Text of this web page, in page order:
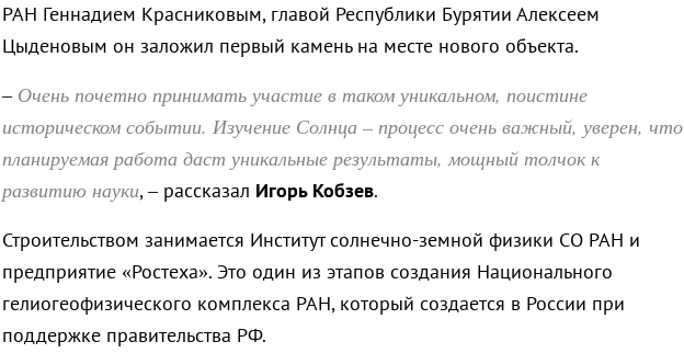
РАН Геннадием Красниковым, главой Республики Бурятии Алексеем
Цыденовым он заложил первый камень на месте нового объекта.
– Очень почетно принимать участие в таком уникальном, поистине
историческом событии. Изучение Солнца – процесс очень важный, уверен, что
планируемая работа даст уникальные результаты, мощный толчок к
развитию науки, – рассказал Игорь Кобзев.
Строительством занимается Институт солнечно-земной физики СО РАН и
предприятие «Ростеха». Это один из этапов создания Национального
гелиогеофизического комплекса РАН, который создается в России при
поддержке правительства РФ.